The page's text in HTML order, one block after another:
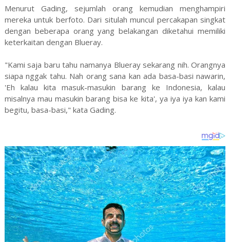
Menurut Gading, sejumlah orang kemudian menghampiri
mereka untuk berfoto. Dari situlah muncul percakapan singkat
dengan beberapa orang yang belakangan diketahui memiliki
keterkaitan dengan Blueray.
"Kami saja baru tahu namanya Blueray sekarang nih. Orangnya
siapa nggak tahu. Nah orang sana kan ada basa-basi nawarin,
'Eh kalau kita masuk-masukin barang ke Indonesia, kalau
misalnya mau masukin barang bisa ke kita', ya iya iya kan kami
begitu, basa-basi," kata Gading.